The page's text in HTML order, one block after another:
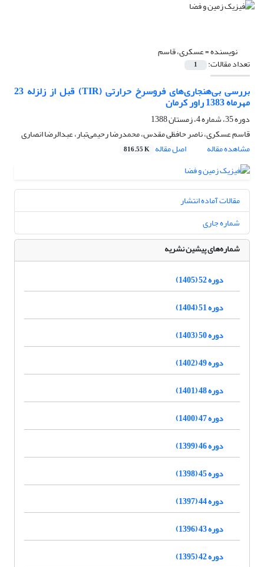
نویسنده =عسکری، قاسم
تعداد مقالات: 1
بررسی بی‌هنجاری‌های فروسرخ حرارتی (TIR) قبل از زلزله 23
مهرماه 1383 راور کرمان
دوره 35، شماره 4، زمستان 1388
قاسم عسکری، ناصر حافظی مقدس، محمدرضا رحیمی‌تبار، عبدالرضا انصاری
مشاهده مقاله
اصل مقاله 816.55 K
مقالات آماده انتشار
شماره جاری
شماره‌های پیشین نشریه
دوره 52 (1405)
دوره 51 (1404)
دوره 50 (1403)
دوره 49 (1402)
دوره 48 (1401)
دوره 47 (1400)
دوره 46 (1399)
دوره 45 (1398)
دوره 44 (1397)
دوره 43 (1396)
دوره 42 (1395)